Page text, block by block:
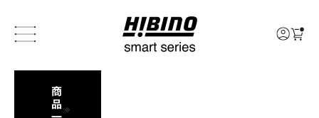
HIBINO smart series
メニュー
ログイン
カート
商
品